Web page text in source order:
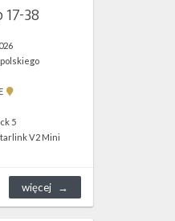
38
Pokaż
SLC-
4E w
Google
5
V2 Mini
więcej